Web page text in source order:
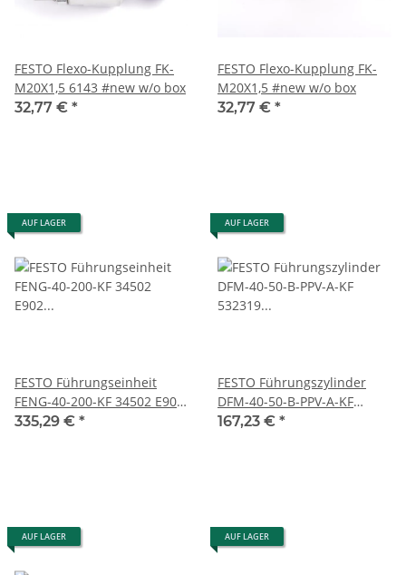
FESTO Flexo-Kupplung FK-
M20X1,5 6143 #new w/o box
32,77 € *
FESTO Flexo-Kupplung FK-
M20X1,5 #new w/o box
32,77 € *
AUF LAGER
FESTO Führungseinheit
FENG-40-200-KF 34502 E902
gebraucht
335,29 € *
AUF LAGER
FESTO Führungszylinder
DFM-40-50-B-PPV-A-KF
532319 ED08 gebraucht
167,23 € *
AUF LAGER AUF LAGER